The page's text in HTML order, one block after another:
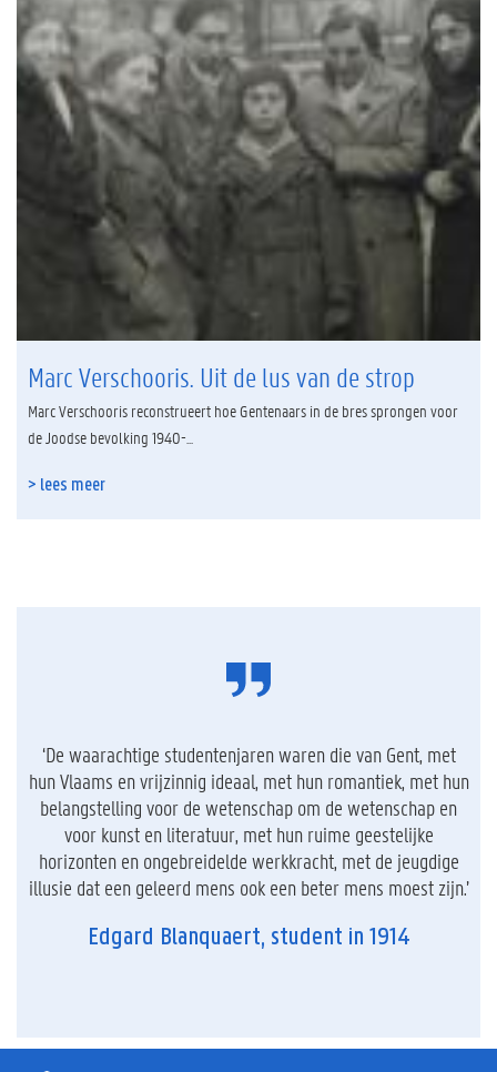
Marc Verschooris. Uit de lus van de strop
Marc Verschooris reconstrueert hoe Gentenaars in de bres sprongen voor
de Joodse bevolking 1940-...
> lees meer
‘De waarachtige studentenjaren waren die van Gent, met
hun Vlaams en vrijzinnig ideaal, met hun romantiek, met hun
belangstelling voor de wetenschap om de wetenschap en
voor kunst en literatuur, met hun ruime geestelijke
horizonten en ongebreidelde werkkracht, met de jeugdige
illusie dat een geleerd mens ook een beter mens moest zijn.’
Edgard Blanquaert, student in 1914